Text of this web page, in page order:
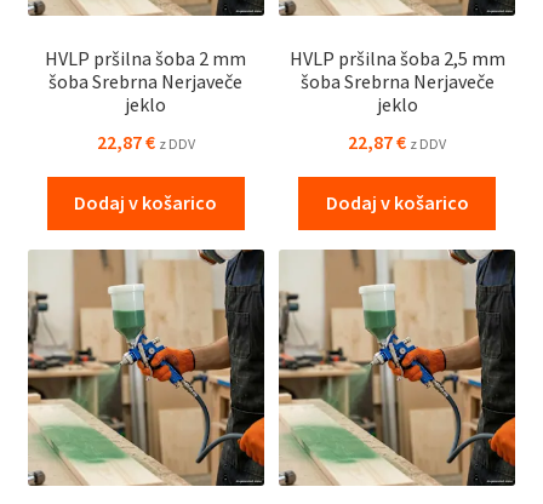
HVLP pršilna šoba 2 mm
šoba Srebrna Nerjaveče
jeklo
22,87€ z DDV
Dodaj v košarico
HVLP pršilna šoba 2,5 mm
šoba Srebrna Nerjaveče
jeklo
22,87€ z DDV
Dodaj v košarico